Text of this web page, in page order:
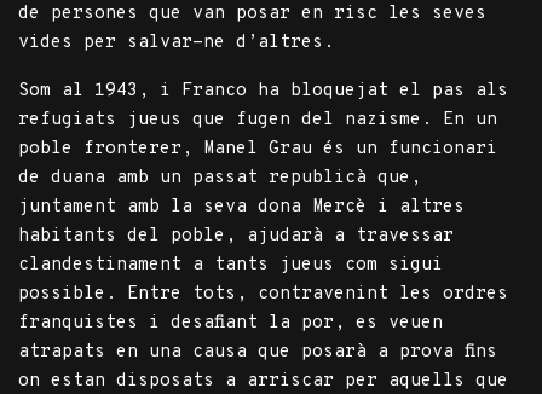
de persones que van posar en risc les seves
vides per salvar-ne d’altres.
Som al 1943, i Franco ha bloquejat el pas als
refugiats jueus que fugen del nazisme. En un
poble fronterer, Manel Grau és un funcionari
de duana amb un passat republicà que,
juntament amb la seva dona Mercè i altres
habitants del poble, ajudarà a travessar
clandestinament a tants jueus com sigui
possible. Entre tots, contravenint les ordres
franquistes i desafiant la por, es veuen
atrapats en una causa que posarà a prova fins
on estan disposats a arriscar per aquells que